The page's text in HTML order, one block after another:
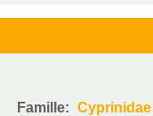
Famille: Cyprinidae